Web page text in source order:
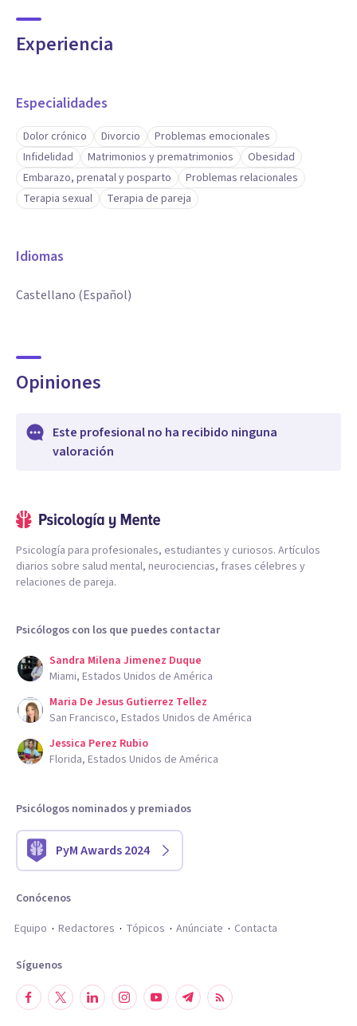
Experiencia
Especialidades
Dolor crónico Divorcio
Problemas emocionales
Infidelidad
Matrimonios y prematrimonios
Obesidad
Embarazo, prenatal y posparto
Problemas relacionales
Terapia sexual
Terapia de pareja
Idiomas
Castellano (Español)
Opiniones
Este profesional no ha recibido ninguna
valoración
Psicología para profesionales, estudiantes y curiosos. Artículos
diarios sobre salud mental, neurociencias, frases célebres y
relaciones de pareja.
Psicólogos con los que puedes contactar
Sandra Milena Jimenez Duque
Miami, Estados Unidos de América
Maria De Jesus Gutierrez Tellez
San Francisco, Estados Unidos de América
Jessica Perez Rubio
Florida, Estados Unidos de América
Psicólogos nominados y premiados
PyM Awards 2024
Conócenos
Equipo
Redactores Tópicos Anúnciate Contacta
Síguenos